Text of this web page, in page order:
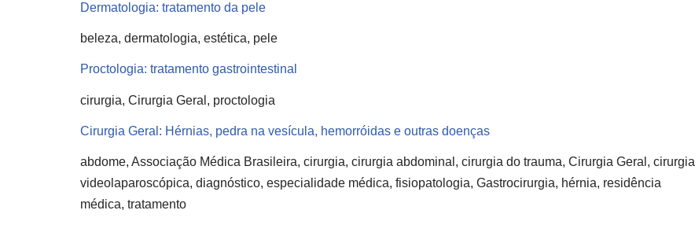
Dermatologia: tratamento da pele
beleza, dermatologia, estética, pele
Proctologia: tratamento gastrointestinal
cirurgia, Cirurgia Geral, proctologia
Cirurgia Geral: Hérnias, pedra na vesícula, hemorróidas e outras doenças
abdome, Associação Médica Brasileira, cirurgia, cirurgia abdominal, cirurgia do trauma, Cirurgia Geral, cirurgia
videolaparoscópica, diagnóstico, especialidade médica, fisiopatologia, Gastrocirurgia, hérnia, residência
médica, tratamento